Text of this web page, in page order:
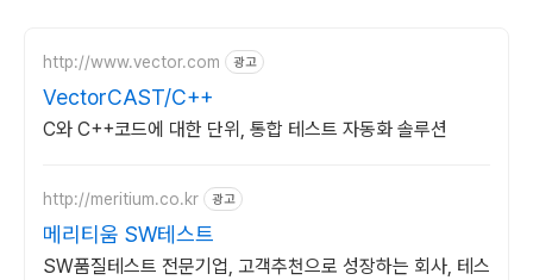
http://www.vector.com 광고
VectorCAST/C++
C와 C++코드에 대한 단위, 통합 테스트 자동화 솔루션
http://meritium.co.kr 광고
메리티움 SW테스트
SW품질테스트 전문기업, 고객추천으로 성장하는 회사, 테스